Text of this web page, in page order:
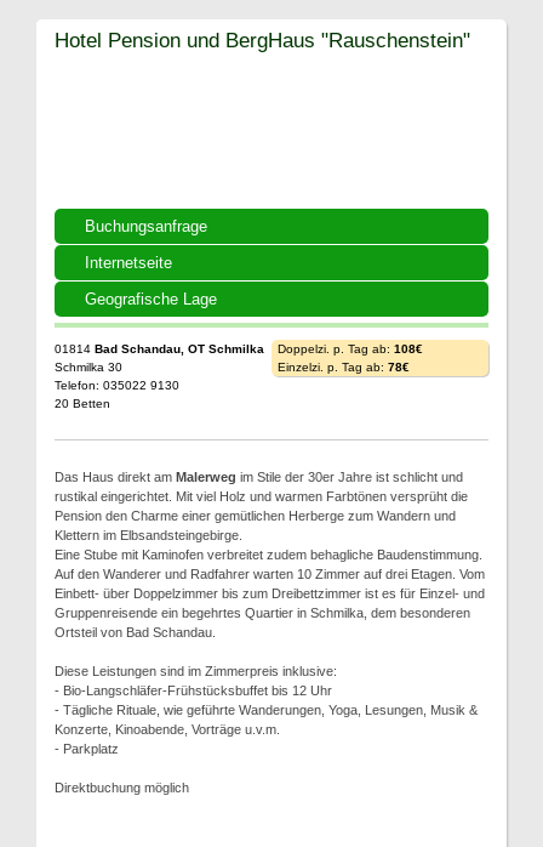
Buchungsanfrage
Internetseite
Geografische Lage
Hotel Pension und BergHaus "Rauschenstein"
01814 Bad Schandau, OT Schmilka
Schmilka 30
Telefon: 035022 9130
20 Betten
Doppelzi. p. Tag ab: 108€
Einzelzi. p. Tag ab: 78€
Das Haus direkt am Malerweg im Stile der 30er Jahre ist schlicht und
rustikal eingerichtet. Mit viel Holz und warmen Farbtönen versprüht die
Pension den Charme einer gemütlichen Herberge zum Wandern und
Klettern im Elbsandsteingebirge.
Eine Stube mit Kaminofen verbreitet zudem behagliche Baudenstimmung.
Auf den Wanderer und Radfahrer warten 10 Zimmer auf drei Etagen. Vom
Einbett- über Doppelzimmer bis zum Dreibettzimmer ist es für Einzel- und
Gruppenreisende ein begehrtes Quartier in Schmilka, dem besonderen
Ortsteil von Bad Schandau.
Diese Leistungen sind im Zimmerpreis inklusive:
- Bio-Langschläfer-Frühstücksbuffet bis 12 Uhr
- Tägliche Rituale, wie geführte Wanderungen, Yoga, Lesungen, Musik &
Konzerte, Kinoabende, Vorträge u.v.m.
- Parkplatz
Direktbuchung möglich